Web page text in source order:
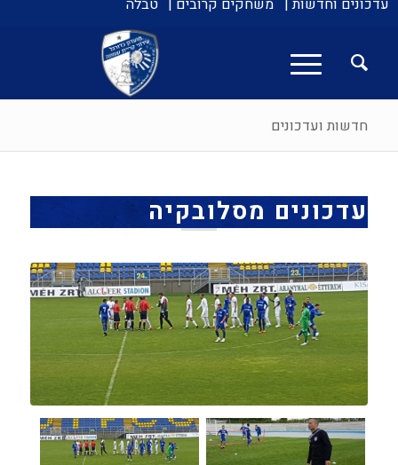
עדכונים וחדשות | משחקים קרובים | טבלה
חדשות ועדכונים
עדכונים מסלובקיה